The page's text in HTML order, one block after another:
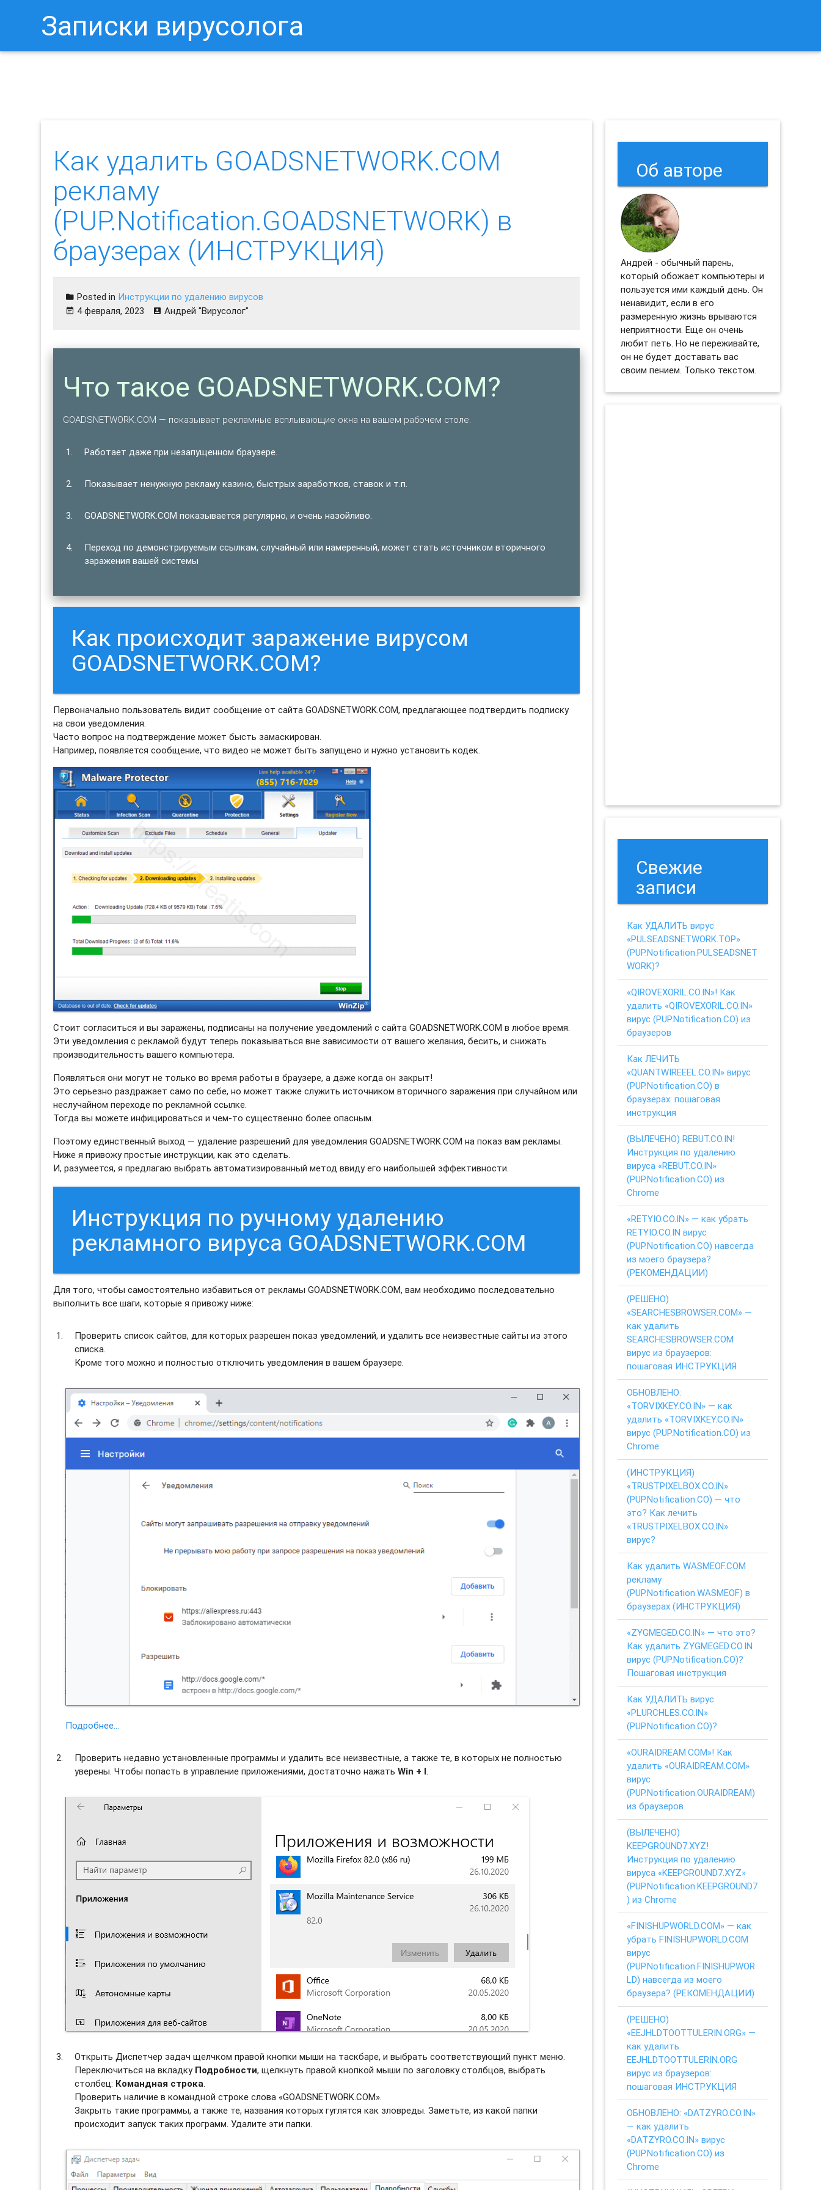
Записки вирусолога
Как удалить GOADSNETWORK.COM
рекламу
(PUP.Notification.GOADSNETWORK) в
браузерах (ИНСТРУКЦИЯ)
Posted in Инструкции по удалению вирусов
4 февраля, 2023
Андрей "Вирусолог"
Что такое GOADSNETWORK.COM?
GOADSNETWORK.COM — показывает рекламные всплывающие окна на вашем рабочем столе.
Работает даже при незапущенном браузере.
Показывает ненужную рекламу казино, быстрых заработков, ставок и т.п.
GOADSNETWORK.COM показывается регулярно, и очень назойливо.
Переход по демонстрируемым ссылкам, случайный или намеренный, может стать источником вторичного
заражения вашей системы
Как происходит заражение вирусом
GOADSNETWORK.COM?
Первоначально пользователь видит сообщение от сайта GOADSNETWORK.COM, предлагающее подтвердить подписку
на свои уведомления.
Часто вопрос на подтверждение может бысть замаскирован.
Например, появляется сообщение, что видео не может быть запущено и нужно установить кодек.
Стоит согласиться и вы заражены, подписаны на получение уведомлений с сайта GOADSNETWORK.COM в любое время.
Эти уведомления с рекламой будут теперь показываться вне зависимости от вашего желания, бесить, и снижать
производительность вашего компьютера.
Появляться они могут не только во время работы в браузере, а даже когда он закрыт!
Это серьезно раздражает само по себе, но может также служить источником вторичного заражения при случайном или
неслучайном переходе по рекламной ссылке.
Тогда вы можете инфицироваться и чем-то существенно более опасным.
Поэтому единственный выход — удаление разрешений для уведомления GOADSNETWORK.COM на показ вам рекламы.
Ниже я привожу простые инструкции, как это сделать.
И, разумеется, я предлагаю выбрать автоматизированный метод ввиду его наибольшей эффективности.
Инструкция по ручному удалению
рекламного вируса GOADSNETWORK.COM
Для того, чтобы самостоятельно избавиться от рекламы GOADSNETWORK.COM, вам необходимо последовательно
выполнить все шаги, которые я привожу ниже:
Проверить список сайтов, для которых разрешен показ уведомлений, и удалить все неизвестные сайты из этого
списка.
Кроме того можно и полностью отключить уведомления в вашем браузере.
Подробнее…
Проверить недавно установленные программы и удалить все неизвестные, а также те, в которых не полностью
уверены. Чтобы попасть в управление приложениями, достаточно нажатьWin + I
Открыть Диспетчер задач щелчком правой кнопки мыши на таскбаре, и выбрать соотвeтствующий пункт меню.
Переключиться на вкладку Подробности, щелкнуть правой кнопкой мыши по заголовку столбцов, выбрать
столбец: Командная строка
Проверить наличие в командной строке слова «GOADSNETWORK.COM».
Закрыть такие программы, а также те, названия которых гуглятся как зловреды. Заметьте, из какой папки
происходит запуск таких программ. Удалите эти папки.
Об авторе
Андрей - обычный парень,
который обожает компьютеры и
пользуется ими каждый день. Он
ненавидит, если в его
размеренную жизнь врываются
неприятности. Еще он очень
любит петь. Но не переживайте,
он не будет доставать вас
своим пением. Только текстом.
Свежие
записи
Как УДАЛИТЬ вирус
«PULSEADSNETWORK.TOP»
(PUP.Notification.PULSEADSNET
WORK)?
«QIROVEXORIL.CO.IN»! Как
удалить «QIROVEXORIL.CO.IN»
вирус (PUP.Notification.CO) из
браузеров
Как ЛЕЧИТЬ
«QUANTWIREEEL.CO.IN» вирус
(PUP.Notification.CO) в
браузерах: пошаговая
инструкция
(ВЫЛЕЧЕНО) REBUT.CO.IN!
Инструкция по удалению
вируса «REBUT.CO.IN»
(PUP.Notification.CO) из
Chrome
«RETYIO.CO.IN» — как убрать
RETYIO.CO.IN вирус
(PUP.Notification.CO) навсегда
из моего браузера?
(РЕКОМЕНДАЦИИ)
(РЕШЕНО)
«SEARCHESBROWSER.COM» —
как удалить
SEARCHESBROWSER.COM
вирус из браузеров:
пошаговая ИНСТРУКЦИЯ
ОБНОВЛЕНО:
«TORVIXKEY.CO.IN» — как
удалить «TORVIXKEY.CO.IN»
вирус (PUP.Notification.CO) из
Chrome
(ИНСТРУКЦИЯ)
«TRUSTPIXELBOX.CO.IN»
(PUP.Notification.CO) — что
это? Как лечить
«TRUSTPIXELBOX.CO.IN»
вирус?
Как удалить WASMEOF.COM
рекламу
(PUP.Notification.WASMEOF) в
браузерах (ИНСТРУКЦИЯ)
«ZYGMEGED.CO.IN» — что это?
Как удалить ZYGMEGED.CO.IN
вирус (PUP.Notification.CO)?
Пошаговая инструкция
Как УДАЛИТЬ вирус
«PLURCHLES.CO.IN»
(PUP.Notification.CO)?
«OURAIDREAM.COM»! Как
удалить «OURAIDREAM.COM»
вирус
(PUP.Notification.OURAIDREAM)
из браузеров
(ВЫЛЕЧЕНО)
KEEPGROUND7.XYZ!
Инструкция по удалению
вируса «KEEPGROUND7.XYZ»
(PUP.Notification.KEEPGROUND7
) из Chrome
«FINISHUPWORLD.COM» — как
убрать FINISHUPWORLD.COM
вирус
(PUP.Notification.FINISHUPWOR
LD) навсегда из моего
браузера? (РЕКОМЕНДАЦИИ)
(РЕШЕНО)
«EEJHLDTOOTTULERIN.ORG» —
как удалить
EEJHLDTOOTTULERIN.ORG
вирус из браузеров:
пошаговая ИНСТРУКЦИЯ
ОБНОВЛЕНО: «DATZYRO.CO.IN»
— как удалить
«DATZYRO.CO.IN» вирус
(PUP.Notification.CO) из
Chrome